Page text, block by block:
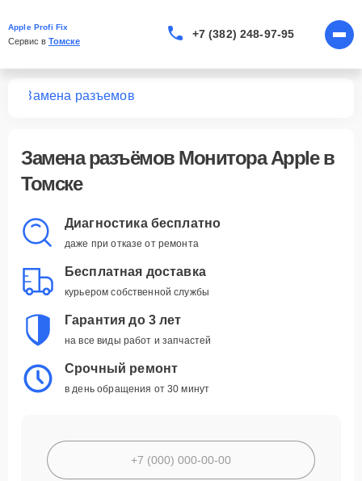
Apple Profi Fix
Сервис в Томске
+7 (382) 248-97-95
Замена разъемов
Замена разъёмов Монитора Apple в
Томске
Диагностика бесплатно
даже при отказе от ремонта
Бесплатная доставка
курьером собственной службы
Гарантия до 3 лет
на все виды работ и запчастей
Срочный ремонт
в день обращения от 30 минут